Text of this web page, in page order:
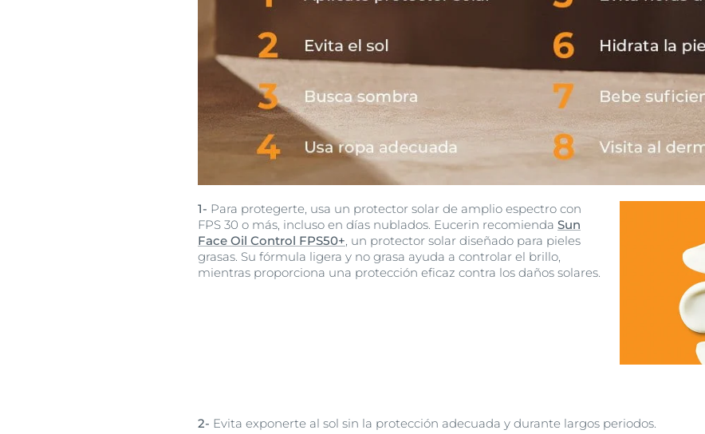
1- Para protegerte, usa un protector solar de amplio espectro con
FPS 30 o más, incluso en días nublados. Eucerin recomienda Sun
Face Oil Control FPS50+, un protector solar diseñado para pieles
grasas. Su fórmula ligera y no grasa ayuda a controlar el brillo,
mientras proporciona una protección eficaz contra los daños solares.
2- Evita exponerte al sol sin la protección adecuada y durante largos periodos.